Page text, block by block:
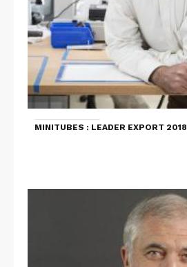
MINITUBES : LEADER EXPORT 2018